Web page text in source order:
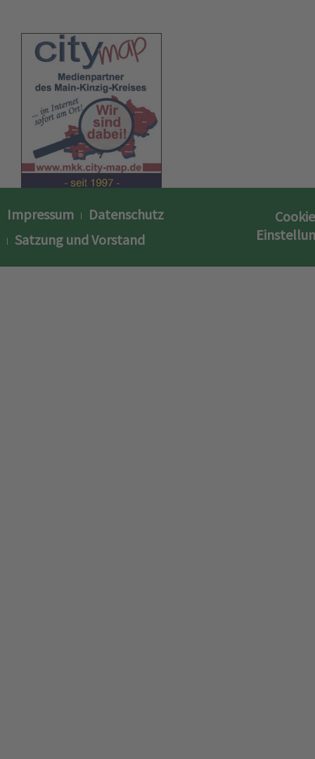
Impressum
Datenschutz
Satzung und Vorstand